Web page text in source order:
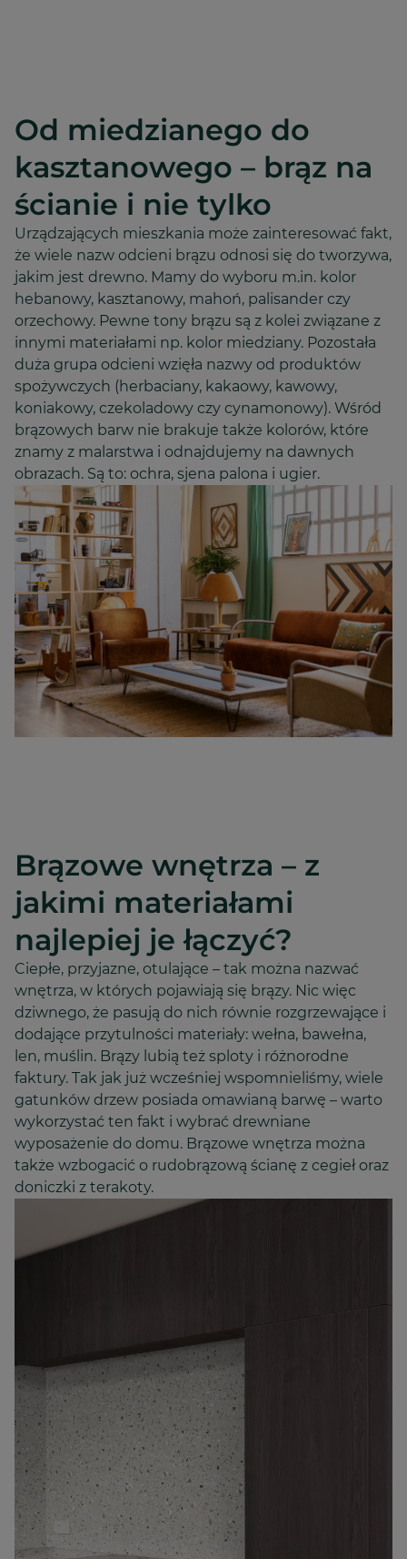
Od miedzianego do
kasztanowego – brąz na
ścianie i nie tylko
Urządzających mieszkania może zainteresować fakt,
że wiele nazw odcieni brązu odnosi się do tworzywa,
jakim jest drewno. Mamy do wyboru m.in. kolor
hebanowy, kasztanowy, mahoń, palisander czy
orzechowy. Pewne tony brązu są z kolei związane z
innymi materiałami np. kolor miedziany. Pozostała
duża grupa odcieni wzięła nazwy od produktów
spożywczych (herbaciany, kakaowy, kawowy,
koniakowy, czekoladowy czy cynamonowy). Wśród
brązowych barw nie brakuje także kolorów, które
znamy z malarstwa i odnajdujemy na dawnych
obrazach. Są to: ochra, sjena palona i ugier.
Brązowe wnętrza – z
jakimi materiałami
najlepiej je łączyć?
Ciepłe, przyjazne, otulające – tak można nazwać
wnętrza, w których pojawiają się brązy. Nic więc
dziwnego, że pasują do nich równie rozgrzewające i
dodające przytulności materiały: wełna, bawełna,
len, muślin. Brązy lubią też sploty i różnorodne
faktury. Tak jak już wcześniej wspomnieliśmy, wiele
gatunków drzew posiada omawianą barwę – warto
wykorzystać ten fakt i wybrać drewniane
wyposażenie do domu. Brązowe wnętrza można
także wzbogacić o rudobrązową ścianę z cegieł oraz
doniczki z terakoty.